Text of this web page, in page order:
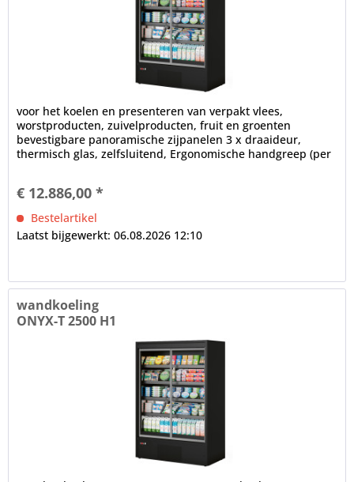
voor het koelen en presenteren van verpakt vlees,
worstproducten, zuivelproducten, fruit en groenten
bevestigbare panoramische zijpanelen 3 x draaideur,
thermisch glas, zelfsluitend, Ergonomische handgreep (per
€ 12.886,00 *
Bestelartikel
Laatst bijgewerkt: 06.08.2026 12:10
wandkoeling
ONYX-T 2500 H1